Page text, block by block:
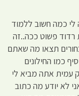
כמה חשוב ללמוד
רדוד פשוט ככה..זה
תצאו מה שאתם
כמו החילונים
עמית אתה מביא לי
לא יודע מה כתוב